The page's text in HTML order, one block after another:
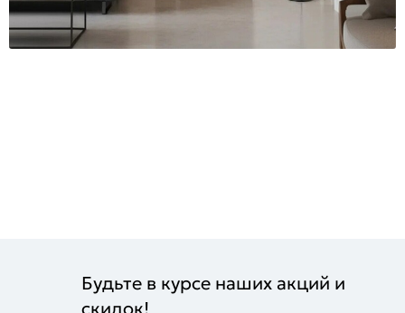
Будьте в курсе наших акций и
скидок!